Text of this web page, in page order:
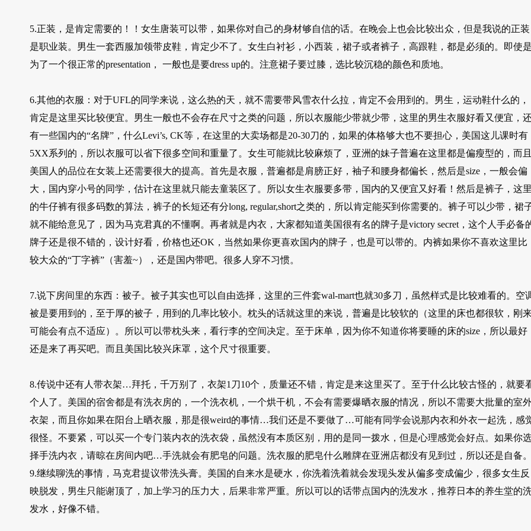
5.正装，是肯定需要的！！女生唐装可以带，如果你对自己的身材够自信的话。在晚会上也会比较出众，但是我说的正装
是职业装。男生一套西服加领带皮鞋，肯定少不了。女生白衬衫，小西装，裙子或者裤子，高跟鞋，都是必须的。即使是
为了一个很正常的presentation， 一般也是要dress up的。注意裙子要过膝，选比较沉稳的颜色和质地。
6.其他的衣服：对于UFL的同学来说，这么热的天，就不需要带风雪衣什么拉，肯定不会用到的。男生，运动鞋什么的，
肯定是这里买比较便宜。男生一般也不会存在尺寸之类的问题，所以衣服能少带就少带，这里的男生衣服好看又便宜，
有一些国内的“名牌”，什么Levi’s, CK等，在这里的大卖场都是20-30刀的，如果的体格够大也不要担心，美国这儿课时有
5XX系列的，所以衣服可以省下很多空间和重量了。女生可能就比较麻烦了，亚洲的妹子普遍在这里都是偏瘦型的，而且
美国人的品位在女装上还需要很大的提高。首先是衣服，普遍都是肩膀正好，袖子和腰身都偏长，然后是size，一般会偏
大，国内穿小号的同学，估计在这里就只能去童装区了。所以女生衣服要多带，国内的又便宜又好看！然后是裤子，这里
的牛仔裤有很多码数的算法，裤子的长短还有分long, regular,short之类的，所以肯定能买到你需要的。裤子可以少带，裙
就不能给意见了，因为马克君真的不懂啊。再者就是内衣，大家都知道美国很有名的牌子是victory secret，这个人手必备
牌子还是很不错的，设计好看，价格也还OK，当然如果你更喜欢国内的牌子，也是可以带的。内裤如果你不喜欢这里比
较大众的“丁字裤”（害羞~），还是国内带吧。很多人穿不习惯。
7.说下房间里的东西：被子。被子其实也可以自由选择，这里的三件套wal-mart也就30多刀，虽然样式是比较难看的。空
被是要用到的，至于厚的被子，用到的几率比较小。枕头的话就这里的来说，普遍是比较软的（这里的床也都很软，刚
可能会有点不适应）。所以可以带枕头来，看行李的空间决定。至于床单，因为你不知道你将要睡的床的size，所以最好
还是来了再买吧。而且美国比较兴床罩，这个尺寸很重要。
8.传说中还有人带衣架…拜托，千万别了，衣架1刀10个，质量还不错，肯定是来这里买了。至于什么比较古怪的，就要
个人了。美国的宿舍都是有洗衣房的，一个洗衣机，一个烘干机，不会有需要爆晒衣服的情况，所以不需要大批量的室
衣架，而且你如果在阳台上晒衣服，那是很weird的事情…我们还是不要做了…可能有同学会说那内衣和外衣一起洗，感
很怪。不要紧，可以买一个专门装内衣的洗衣袋，虽然没有本质区别，用的是同一拨水，但是心理感觉会好点。如果你
择手洗内衣，请晾在房间内吧…手洗就会有肥皂的问题。洗衣服的肥皂什么雕牌在亚洲店都没有见到过，所以还是自备。
9.继续聊洗的事情，马克君提议带洗头膏。美国的自来水是硬水，你洗着洗着就会发现头发从偏多变成偏少，很多女生反
映脱发，男生只能谢顶了，加上学习的压力大，后果非常严重。所以可以的话带点国内的洗发水，推荐日本的养生堂的
发水，好像不错。